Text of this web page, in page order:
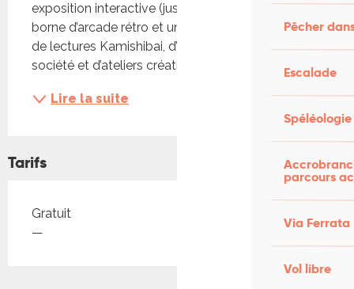
Pêcher
Escalade
Spéléologie
parcours
Via Ferrata
Vol libre
exposition interactive (jusqu’au 8 octobre), une
borne d’arcade rétro et un quiz amusant. Profitez
de lectures Kamishibai, d’une malle de jeux de
société et d’ateliers créatifs Tout public
Lire la suite
Tarifs
Tarifs 2026
Gratuit
—